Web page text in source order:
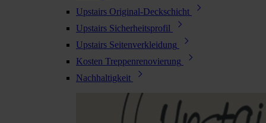
Upstairs Original-Deckschicht
Upstairs Sicherheitsprofil
Upstairs Seitenverkleidung
Kosten Treppenrenovierung
Nachhaltigkeit